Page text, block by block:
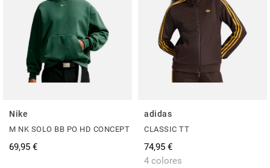
Nike
M NK SOLO BB PO HD CONCEPT
69,95 €
adidas
CLASSIC TT
74,95 €
4 colores